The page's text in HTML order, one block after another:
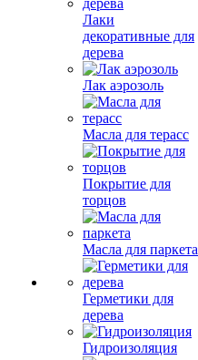
Лаки
декоративные для
дерева
Лак аэрозоль
Масла для терасс
Покрытие для
торцов
Масла для паркета
Герметики для
дерева
Гидроизоляция